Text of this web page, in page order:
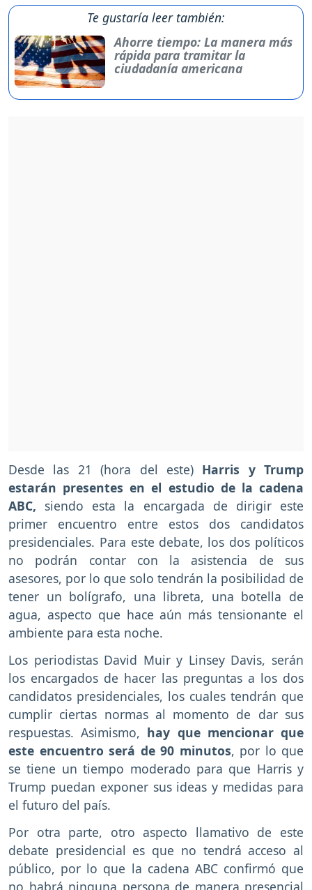
Te gustaría leer también:
Ahorre tiempo: La manera más
rápida para tramitar la
ciudadanía americana
Desde las 21 (hora del este) Harris y Trump
estarán presentes en el estudio de la cadena
ABC, siendo esta la encargada de dirigir este
primer encuentro entre estos dos candidatos
presidenciales. Para este debate, los dos políticos
no podrán contar con la asistencia de sus
asesores, por lo que solo tendrán la posibilidad de
tener un bolígrafo, una libreta, una botella de
agua, aspecto que hace aún más tensionante el
ambiente para esta noche.
Los periodistas David Muir y Linsey Davis, serán
los encargados de hacer las preguntas a los dos
candidatos presidenciales, los cuales tendrán que
cumplir ciertas normas al momento de dar sus
respuestas. Asimismo, hay que mencionar que
este encuentro será de 90 minutos, por lo que
se tiene un tiempo moderado para que Harris y
Trump puedan exponer sus ideas y medidas para
el futuro del país.
Por otra parte, otro aspecto llamativo de este
debate presidencial es que no tendrá acceso al
público, por lo que la cadena ABC confirmó que
no habrá ninguna persona de manera presencial